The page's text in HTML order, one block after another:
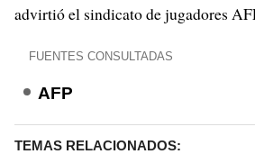
advirtió el sindicato de jugadores
FUENTES CONSULTADAS
AFP
TEMAS RELACIONADOS: